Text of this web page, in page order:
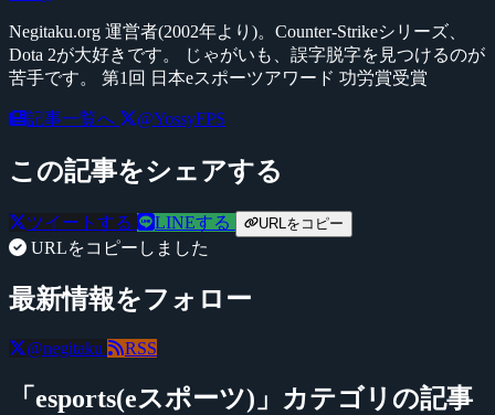
Negitaku.org 運営者(2002年より)。Counter-Strikeシリーズ、
Dota 2が大好きです。 じゃがいも、誤字脱字を見つけるのが
苦手です。 第1回 日本eスポーツアワード 功労賞受賞
記事一覧へ @YossyFPS
この記事をシェアする
ツイートする LINEする URLをコピー
URLをコピーしました
最新情報をフォロー
@negitaku RSS
「esports(eスポーツ)」カテゴリの記事